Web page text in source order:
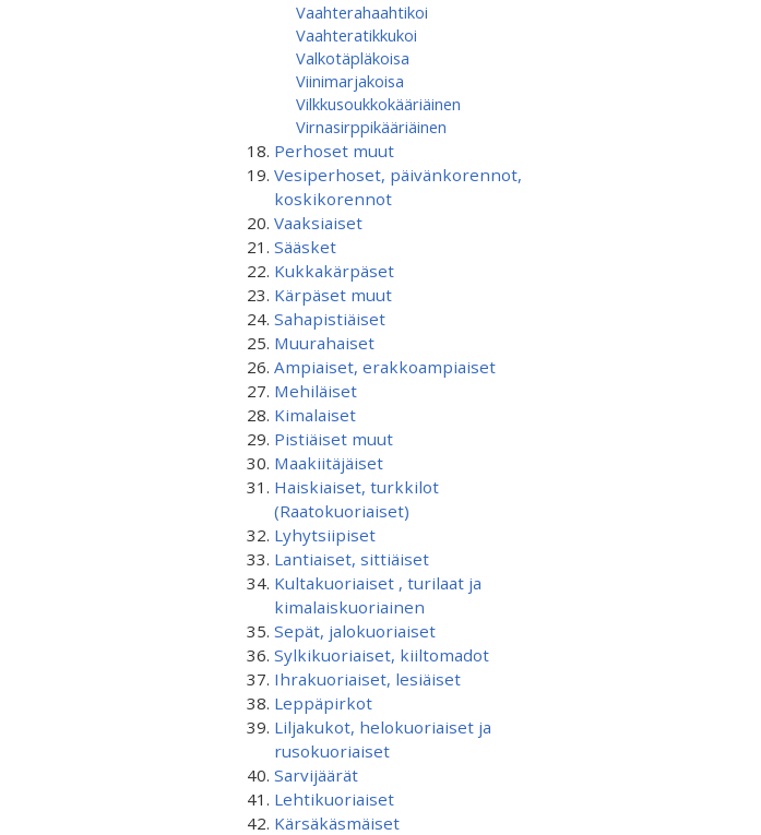
Vaahterahaahtikoi
Vaahteratikkukoi
Valkotäpläkoisa
Viinimarjakoisa
Vilkkusoukkokääriäinen
Virnasirppikääriäinen
Perhoset muut
Vesiperhoset, päivänkorennot,
koskikorennot
Vaaksiaiset
Sääsket
Kukkakärpäset
Kärpäset muut
Sahapistiäiset
Muurahaiset
Ampiaiset, erakkoampiaiset
Mehiläiset
Kimalaiset
Pistiäiset muut
Maakiitäjäiset
Haiskiaiset, turkkilot
(Raatokuoriaiset)
Lyhytsiipiset
Lantiaiset, sittiäiset
Kultakuoriaiset , turilaat ja
kimalaiskuoriainen
Sepät, jalokuoriaiset
Sylkikuoriaiset, kiiltomadot
Ihrakuoriaiset, lesiäiset
Leppäpirkot
Liljakukot, helokuoriaiset ja
rusokuoriaiset
Sarvijäärät
Lehtikuoriaiset
Kärsäkäsmäiset